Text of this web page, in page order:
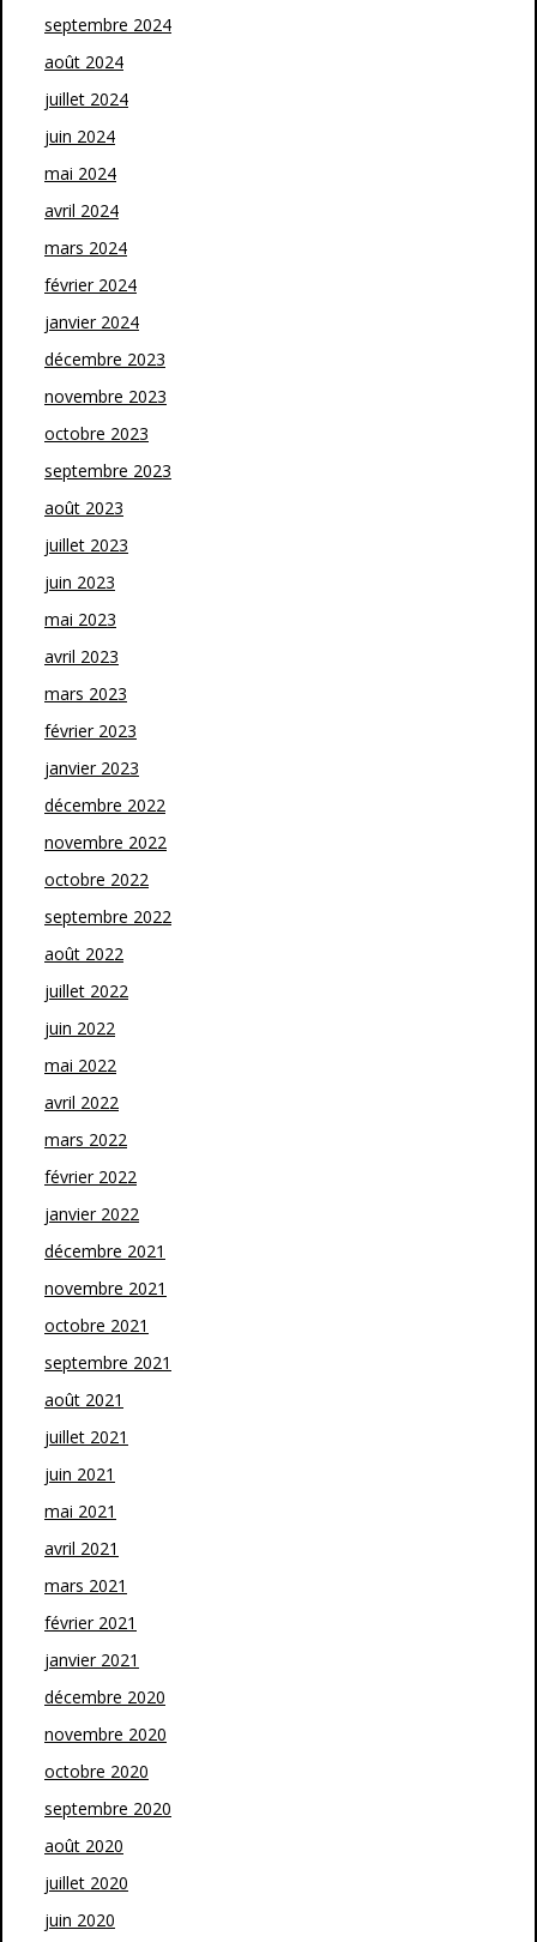
septembre 2024
août 2024
juillet 2024
juin 2024
mai 2024
avril 2024
mars 2024
février 2024
janvier 2024
décembre 2023
novembre 2023
octobre 2023
septembre 2023
août 2023
juillet 2023
juin 2023
mai 2023
avril 2023
mars 2023
février 2023
janvier 2023
décembre 2022
novembre 2022
octobre 2022
septembre 2022
août 2022
juillet 2022
juin 2022
mai 2022
avril 2022
mars 2022
février 2022
janvier 2022
décembre 2021
novembre 2021
octobre 2021
septembre 2021
août 2021
juillet 2021
juin 2021
mai 2021
avril 2021
mars 2021
février 2021
janvier 2021
décembre 2020
novembre 2020
octobre 2020
septembre 2020
août 2020
juillet 2020
juin 2020